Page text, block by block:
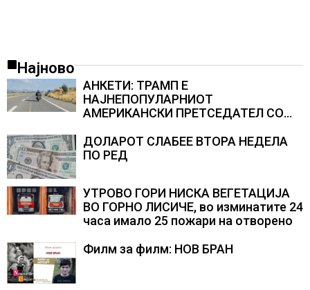
Најново
АНКЕТИ: ТРАМП Е
НАЈНЕПОПУЛАРНИОТ
АМЕРИКАНСКИ ПРЕТСЕДАТЕЛ СО
резултатите од последните анкети
ДОЛАРОТ СЛАБЕЕ ВТОРА НЕДЕЛА
ПО РЕД
УТРОВО ГОРИ НИСКА ВЕГЕТАЦИЈА
ВО ГОРНО ЛИСИЧЕ, во изминатите 24
часа имало 25 пожари на отворено
Филм за филм: НОВ БРАН